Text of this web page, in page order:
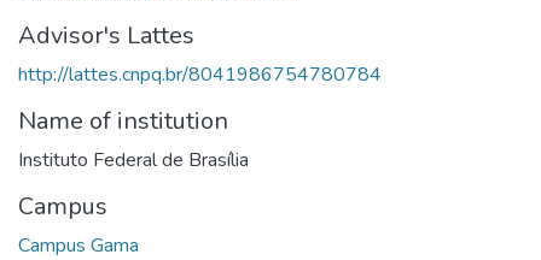
Advisor's Lattes
http://lattes.cnpq.br/8041986754780784
Name of institution
Instituto Federal de Brasília
Campus
Campus Gama